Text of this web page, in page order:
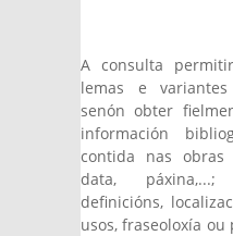
A consulta
lemas e
senón obter
información
contida nas
data, páxina,...;
definicións,
usos, fraseoloxía